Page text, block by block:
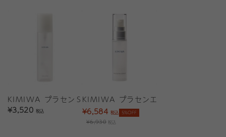
KIMIWA プラセンＳローション
¥3,520税込
KIMIWA プラセンエッセンス
¥6,584税込 5%OFF
¥6,930 税込